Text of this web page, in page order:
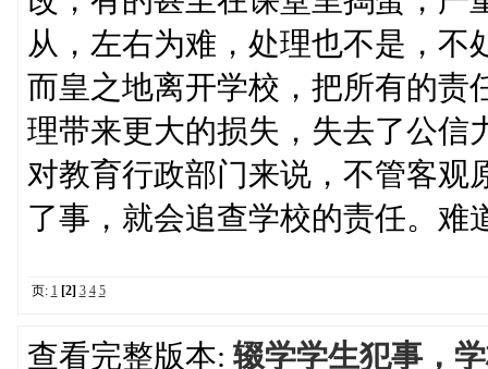
从，左右为难，处理也不是，不
而皇之地离开学校，把所有的责
理带来更大的损失，失去了公信
对教育行政部门来说，不管客观
了事，就会追查学校的责任。难
页: 1 [2] 3 4 5
查看完整版本: 辍学学生犯事，